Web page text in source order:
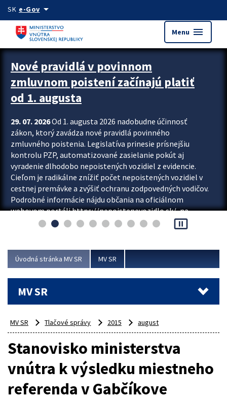
Preskocit na hlavný obsah
SK e-Govarrow_drop_down
Menu menu
Zastavit automatický posun upútavok
Nové pravidlá v povinnom
zmluvnom poistení začínajú platiť
od 1. augusta
29. 07. 2026Od 1. augusta 2026 nadobudne účinnosť
zákon, ktorý zavádza nové pravidlá povinného
zmluvného poistenia. Legislatíva prinesie prísnejšiu
kontrolu PZP, automatizované zasielanie pokút aj
vyradenie dlhodobo nepoistených vozidiel z evidencie.
Cieľom je radikálne znížiť počet nepoistených vozidiel v
cestnej premávke a zvýšiť ochranu zodpovedných vodičov.
Podrobné informácie nájdu občania na oficiálnom
webovom portáli https://nepoistenevozidlo.sk/, na
ktorom od augusta pribudne aj možnosť overiť si...
pause_presentation
Úvodná stránka MV SR MV SR
MV SR
MV SR Tlačové správy 2015 august
Stanovisko ministerstva
vnútra k výsledku miestneho
referenda v Gabčíkove